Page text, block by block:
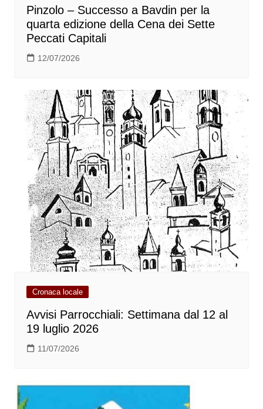
Pinzolo – Successo a Bavdin per la
quarta edizione della Cena dei Sette
Peccati Capitali
12/07/2026
Cronaca locale
Avvisi Parrocchiali: Settimana dal 12 al
19 luglio 2026
11/07/2026